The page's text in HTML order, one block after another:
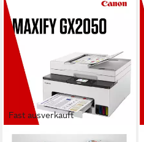
Fast ausverkauft